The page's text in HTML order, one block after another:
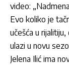
video:
Evo koliko je
učešća u
ulazi u novu
Jelena Ilić ima